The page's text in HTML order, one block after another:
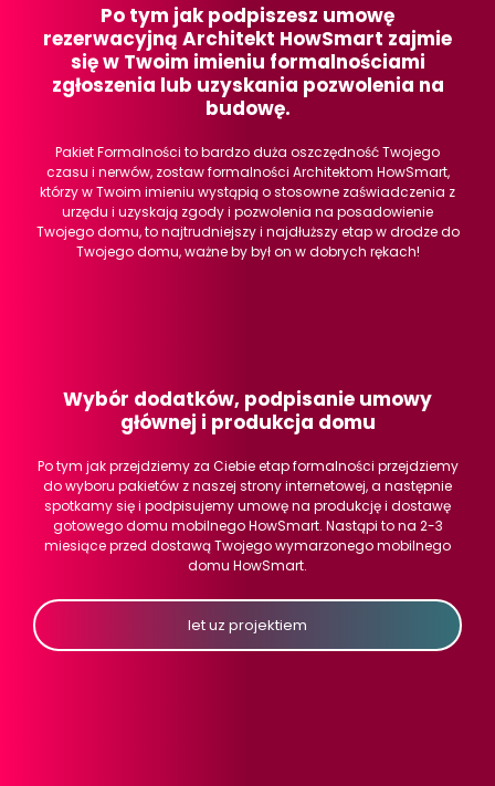
Po tym jak podpiszesz umowę
rezerwacyjną Architekt HowSmart zajmie
się w Twoim imieniu formalnościami
zgłoszenia lub uzyskania pozwolenia na
budowę.
Pakiet Formalności to bardzo duża oszczędność Twojego
czasu i nerwów, zostaw formalności Architektom HowSmart,
którzy w Twoim imieniu wystąpią o stosowne zaświadczenia z
urzędu i uzyskają zgody i pozwolenia na posadowienie
Twojego domu, to najtrudniejszy i najdłuższy etap w drodze do
Twojego domu, ważne by był on w dobrych rękach!
Wybór dodatków, podpisanie umowy
głównej i produkcja domu
Po tym jak przejdziemy za Ciebie etap formalności przejdziemy
do wyboru pakietów z naszej strony internetowej, a następnie
spotkamy się i podpisujemy umowę na produkcję i dostawę
gotowego domu mobilnego HowSmart. Nastąpi to na 2-3
miesiące przed dostawą Twojego wymarzonego mobilnego
domu HowSmart.
Iet uz projektiem